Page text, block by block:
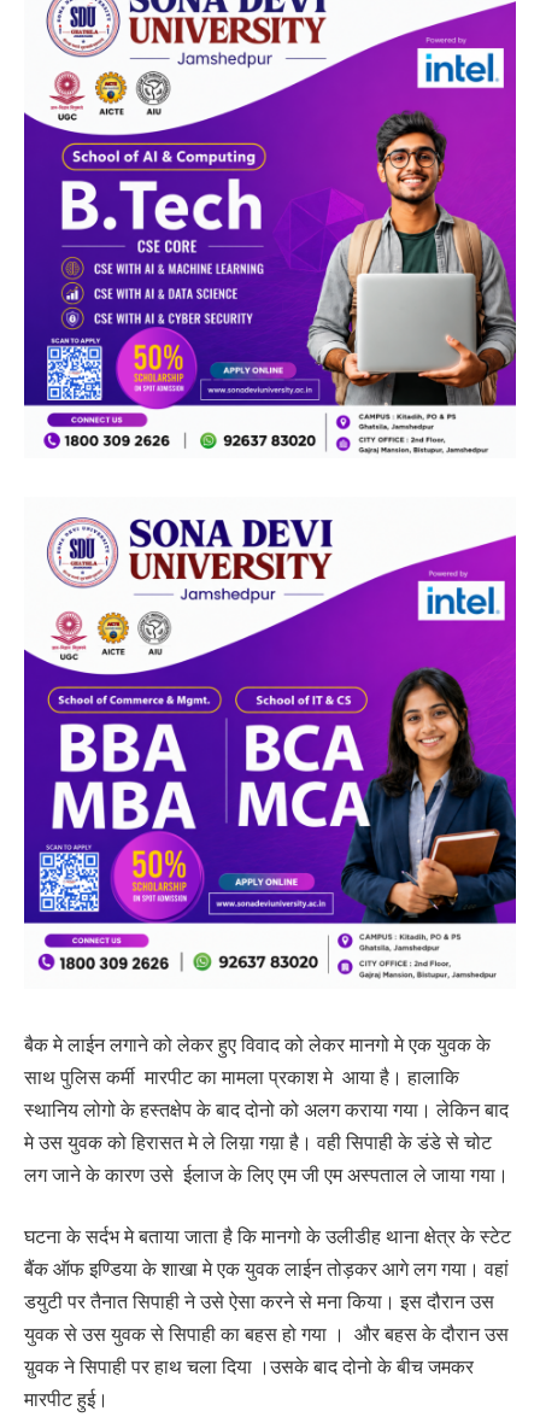
बैक मे लाईन लगाने को लेकर हुए विवाद को लेकर मानगो मे एक युवक के
साथ पुलिस कर्मी मारपीट का मामला प्रकाश मे आया है। हालाकि
स्थानिय लोगो के हस्तक्षेप के बाद दोनो को अलग कराया गया। लेकिन बाद
मे उस युवक को हिरासत मे ले लिय़ा गय़ा है। वही सिपाही के डंडे से चोट
लग जाने के कारण उसे ईलाज के लिए एम जी एम अस्पताल ले जाया गया।
घटना के सर्दभ मे बताया जाता है कि मानगो के उलीडीह थाना क्षेत्र के स्टेट
बैंक ऑफ इण्डिया के शाखा मे एक युवक लाईन तोड़कर आगे लग गया। वहां
डयुटी पर तैनात सिपाही ने उसे ऐसा करने से मना किया। इस दौरान उस
युवक से उस युवक से सिपाही का बहस हो गया । और बहस के दौरान उस
य़ुवक ने सिपाही पर हाथ चला दिया ।उसके बाद दोनो के बीच जमकर
मारपीट हुई।